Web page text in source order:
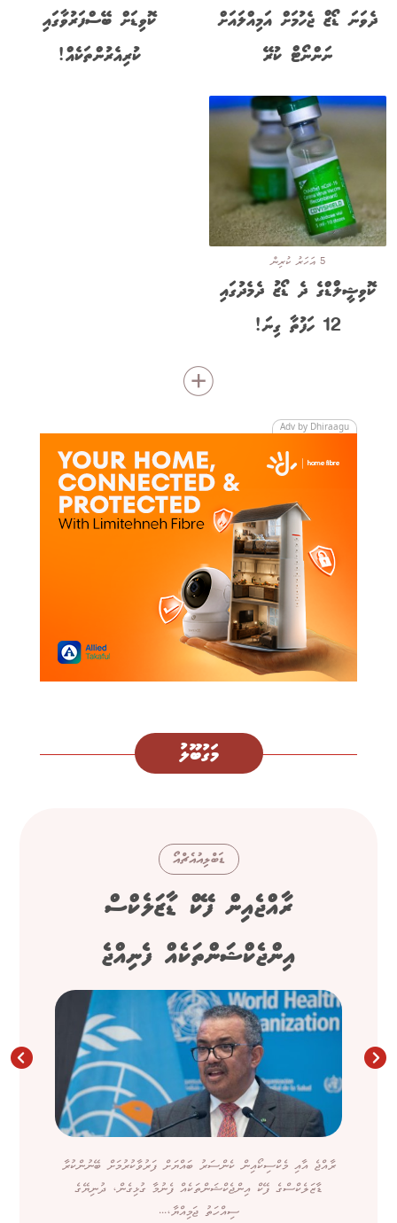
ދެވަނަ ޑޯޒް ޖެހުމަށް އަމިއްލައަށް
ނަންނޯޓް ކުރޭ
ކޮވިޑަށް ބޭސްފަރުވާގައި
ކުރިއެރުންތަކެއް!
5 އަހަރު ކުރިން
ކޮވިޝީލްޑްގެ ދެ ޑޯޒު ދެމެދުގައި
12 ހަފުތާ ގިނަ!
Adv by Dhiraagu
މަގުބޫލު
ޑަބްލިއުއެޗްއޯ
ރާއްޖެއިން ފޭކް ޑާޒަލެކްސް
އިންޖެކްޝަންތަކެއް ފެނިއްޖެ
ރާއްޖެ އާއި މެކްސިކޯއިން ކެންސަރު ބައްޔަށް ފަރުވާކުރުމަށް ބޭނުންކުރާ
ޑާޒަލެކްސްގެ ފޭކް އިންޖެކްޝަންތަކެއް ފެނުމާ ގުޅިގެން، ދުނިޔޭގެ
ސިއްހަތު ޖަމިއްޔާ،...